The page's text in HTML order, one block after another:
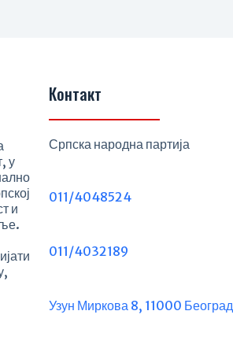
у
и
Контакт
Српска народна партија
011/4048524
011/4032189
Узун Миркова 8, 11000 Београд